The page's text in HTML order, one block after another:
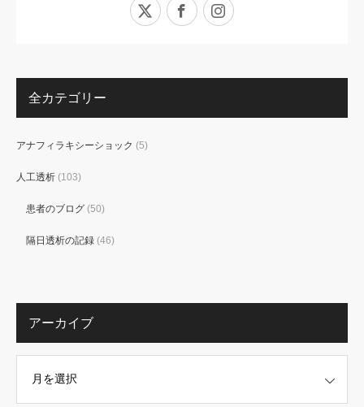
Facebook
全カテゴリー
アナフィラキシーショック (5)
人工透析 (103)
患者のブログ (50)
隔日透析の記録 (46)
アーカイブ